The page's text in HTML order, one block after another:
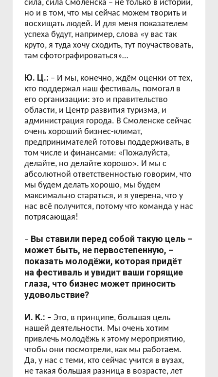
сила, сила Смоленска – не только в истории,
но и в том, что мы сейчас можем творить и
восхищать людей. И для меня показателем
успеха будут, например, слова «у вас так
круто, я туда хочу сходить, тут поучаствовать,
там сфотографироваться»…
Ю. Ц.: – И мы, конечно, ждём оценки от тех,
кто поддержал наш фестиваль, помогал в
его организации: это и правительство
области, и Центр развития туризма, и
администрация города. В Смоленске сейчас
очень хороший бизнес-климат,
предпринимателей готовы поддерживать, в
том числе и финансами: «Пожалуйста,
делайте, но делайте хорошо». И мы с
абсолютной ответственностью говорим, что
мы будем делать хорошо, мы будем
максимально стараться, и я уверена, что у
нас всё получится, потому что команда у нас
потрясающая!
– Вы ставили перед собой такую цель –
может быть, не первостепенную, –
показать молодёжи, которая придёт
на фестиваль и увидит ваши горящие
глаза, что бизнес может приносить
удовольствие?
И. К.: – Это, в принципе, большая цель
нашей деятельности. Мы очень хотим
привлечь молодёжь к этому мероприятию,
чтобы они посмотрели, как мы работаем.
Да, у нас с теми, кто сейчас учится в вузах,
не такая большая разница в возрасте, лет